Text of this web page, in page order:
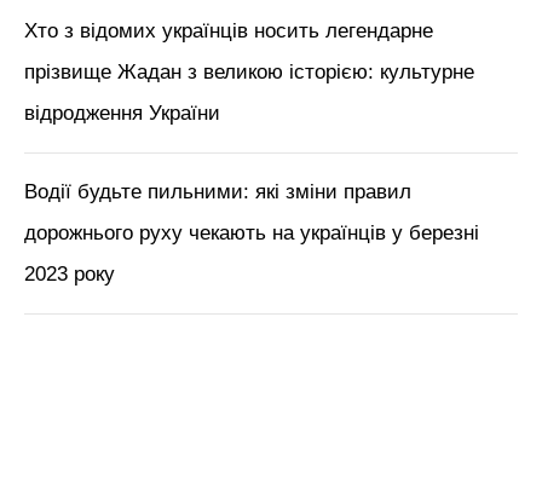
Хто з відомих українців носить легендарне
прізвище Жадан з великою історією: культурне
відродження України
Водії будьте пильними: які зміни правил
дорожнього руху чекають на українців у березні
2023 року